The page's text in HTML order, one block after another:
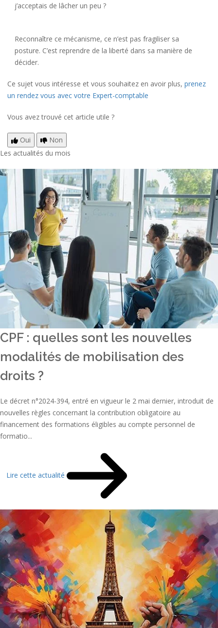
j’acceptais de lâcher un peu ?
Reconnaître ce mécanisme, ce n’est pas fragiliser sa
posture. C’est reprendre de la liberté dans sa manière de
décider.
Ce sujet vous intéresse et vous souhaitez en avoir plus, prenez
un rendez vous avec votre Expert-comptable
Vous avez trouvé cet article utile ?
Oui
Non
Les actualités du mois
CPF : quelles sont les nouvelles
modalités de mobilisation des
droits ?
Le décret n°2024-394, entré en vigueur le 2 mai dernier, introduit de
nouvelles règles concernant la contribution obligatoire au
financement des formations éligibles au compte personnel de
formatio...
Lire cette actualité